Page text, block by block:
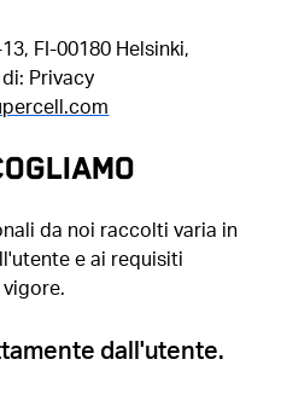
FI-00180 Helsinki,
Privacy
da noi raccolti varia in
e ai requisiti
dall'utente.